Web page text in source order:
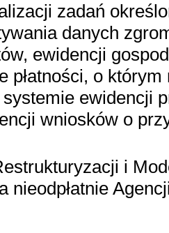
zadań
danych
ewidencji
płatności, o
ewidencji
wniosków o
i
nieodpłatnie